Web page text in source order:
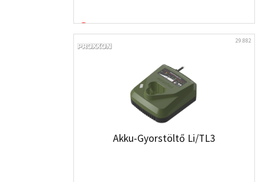
29.882
Akku-Gyorstöltő Li/TL3